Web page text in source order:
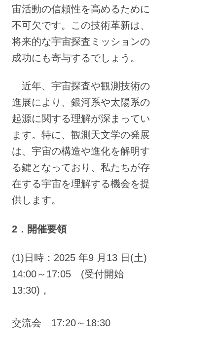
宙活動の信頼性を高めるために
不可欠です。この技術革新は、
将来的な宇宙探査ミッションの
成功にも寄与するでしょう。
近年、宇宙探査や観測技術の
進展により、銀河系や太陽系の
起源に関する理解が深まってい
ます。特に、観測天文学の発展
は、宇宙の構造や進化を解明す
る鍵となっており、私たちが存
在する宇宙を理解する機会を提
供します。
2．開催要領
(1)日時：2025 年9 月13 日(土)
14:00～17:05 (受付開始
13:30)，
交流会 17:20～18:30